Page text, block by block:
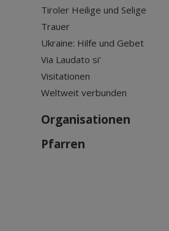
Tiroler Heilige und Selige
Trauer
Ukraine: Hilfe und Gebet
Via Laudato si'
Visitationen
Weltweit verbunden
Organisationen
Pfarren